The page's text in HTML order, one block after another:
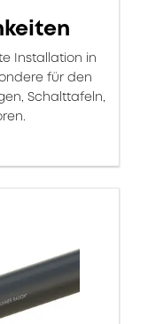
Installation in
für den
Schalttafeln,